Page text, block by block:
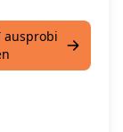
ausprobi